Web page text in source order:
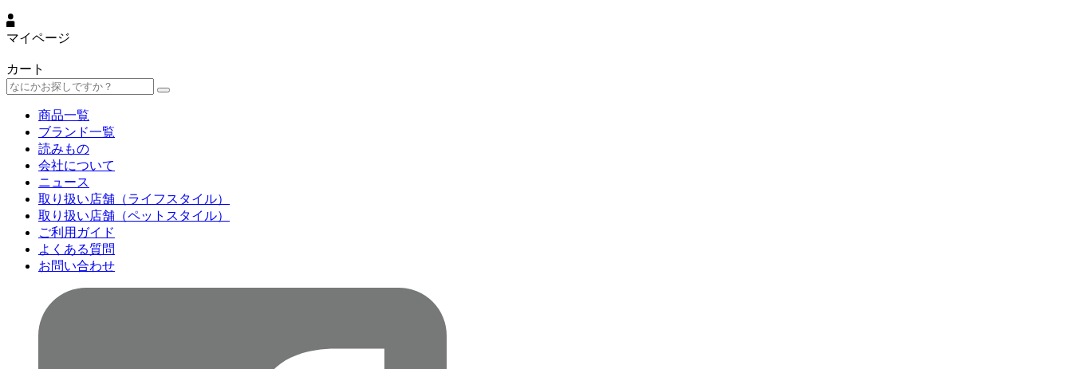
マイページ
カート
商品一覧
ブランド一覧
読みもの
会社について
ニュース
取り扱い店舗（ライフスタイル）
取り扱い店舗（ペットスタイル）
ご利用ガイド
よくある質問
お問い合わせ